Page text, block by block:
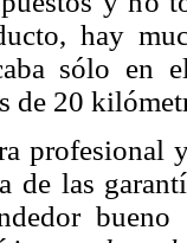
hay
sólo en
de 20
profesional
de las